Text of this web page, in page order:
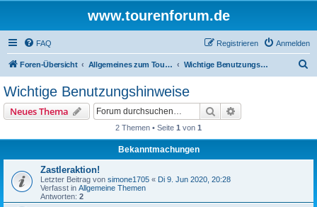
www.tourenforum.de
FAQ Anmelden
Registrieren
Foren-Übersicht Allgemeines zum Tourenforum Wichtige Benutzungshinweise
Wichtige Benutzungshinweise
Neues Thema Suche
2 Themen • Seite 1 von 1
Bekanntmachungen
Zastleraktion!
Letzter Beitrag von simone1705 « Di 9. Jun 2020, 20:28
Verfasst in Allgemeine Themen
Antworten: 2